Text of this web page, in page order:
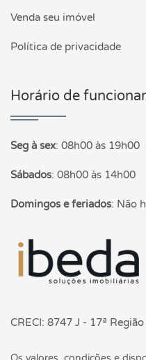
Venda seu imóvel
Política de privacidade
Horário de
Seg à sex: 08h00 às 19h00
Sábados: 08h00 às 14h00
Domingos e feriados: Não
Página inicial
CRECI: 8747 J - 17ª Região